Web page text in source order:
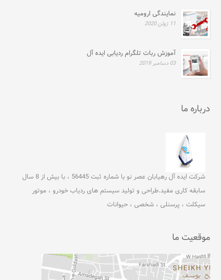
نمایندگی ارومیه
11 ژوئن 2020
آموزش ربات تلگرام ردیابی ایده آل
03 دسامبر 2019
درباره ما
شرکت ایده آل رهیابان عصر نو با شماره ثبت 56445 ، با بیش از 8 سال
سابقه کاری مفید.طراحی و تولید سیستم های ردیاب خودرو ، موتور
سیکلت ، پرسنلی ، شخصی ، حیوانات
موقعیت ما